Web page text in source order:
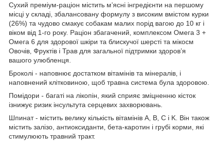
Сухий преміум-раціон містить м’ясні інгредієнти на першому
місці у складі, збалансовану формулу з високим вмістом курки
(26%) та чудово смакує собакам малих порід вагою до 10 кг і
віком від 1-го року. Раціон збагачений, комплексом Омега 3 +
Омега 6 для здорової шкіри та блискучої шерсті та мікосм
Овочів, Фруктів і Трав для загальної підтримки здоров’я
вашого улюбленця.
Броколі - наповнює достатком вітамінів та мінералів, і
наповнений клітковиною, щоб травна система була здоровою.
Помідори - багаті на лікопін, який сприяє зміцненню кісток
ізнижує ризик інсультута серцевих захворювань.
Шпинат - містить велику кількість вітамінів A, B, C і K. Він також
містить залізо, антиоксиданти, бета-каротин і грубі корми, які
стимулюють травний тракт.